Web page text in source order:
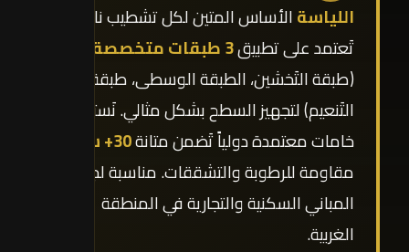
اللياسةالأساس المتين لكل تشطيب ناجح.
تَعتمد على تطبيق3 طبقات متخصصة
(طبقة التَخشين، الطبقة الوسطى، طبقة
التَنعيم) لتجهيز السطح بشكل مثالي. نَستخدم
خامات معتمدة دولياً تَضمن متانة30+ سنة
مقاومة للرطوبة والتشققات. مناسبة لجميع
المباني السكنية والتجارية في المنطقة
الغربية.